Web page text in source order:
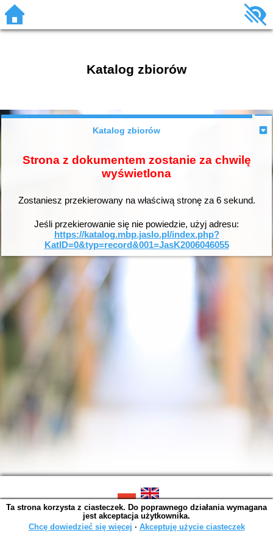
Katalog zbiorów
Katalog zbiorów
Strona z dokumentem zostanie za chwilę
wyświetlona
Zostaniesz przekierowany na właściwą stronę za 6sekund.
Jeśli przekierowanie się nie powiedzie, użyj adresu:
https://katalog.mbp.jaslo.pl/index.php?
KatID=0&typ=record&001=JasK2006046055
SOWA OPAC v. 6.11.10 (2026-07-24)
Wygenerowano w 0,0049 s.
Ta strona korzysta z ciasteczek. Do poprawnego działania wymagana
jest akceptacja użytkownika.
Chcę dowiedzieć się więcej ∙ Akceptuję użycie ciasteczek